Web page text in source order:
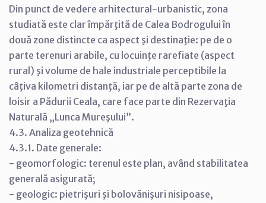
Din punct de vedere arhitectural-urbanistic, zona
studiată este clar împărţită de Calea Bodrogului în
două zone distincte ca aspect şi destinaţie: pe de o
parte terenuri arabile, cu locuinţe rarefiate (aspect
rural) şi volume de hale industriale perceptibile la
câţiva kilometri distanţă, iar pe de altă parte zona de
loisir a Pădurii Ceala, care face parte din Rezervaţia
Naturală „Lunca Mureşului”.
4.3. Analiza geotehnică
4.3.1. Date generale:
- geomorfologic: terenul este plan, având stabilitatea
generală asigurată;
- geologic: pietrişuri şi bolovănişuri nisipoase,